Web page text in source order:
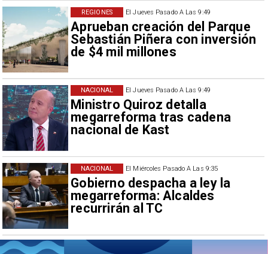
El Jueves Pasado A Las 9:49
Aprueban creación del Parque
Sebastián Piñera con inversión
de $4 mil millones
REGIONES
El Jueves Pasado A Las 9:49
Ministro Quiroz detalla
megarreforma tras cadena
nacional de Kast
NACIONAL
El Miércoles Pasado A Las 9:35
Gobierno despacha a ley la
megarreforma: Alcaldes
recurrirán al TC
NACIONAL